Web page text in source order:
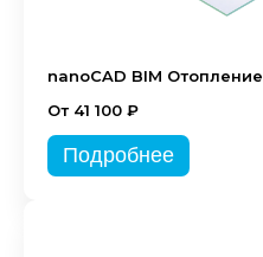
nanoCAD BIM Отопление
От 41 100 ₽
Подробнее